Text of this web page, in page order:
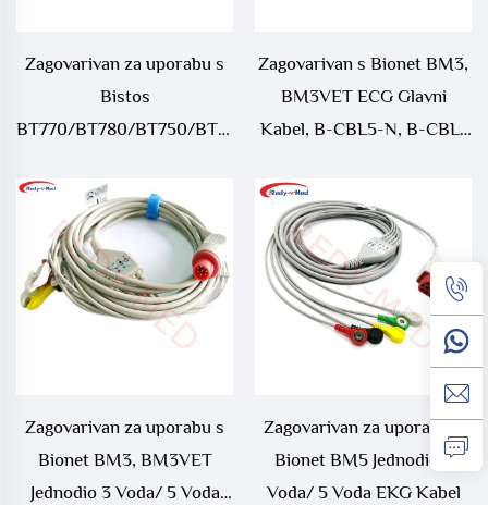
Zagovarivan za uporabu s
Bistos
BT770/BT780/BT750/BT760
EKG Kabel
Zagovarivan s Bionet BM3,
BM3VET ECG Glavni
Kabel, B-CBL5-N, B-CBL-
Zagovarivan za uporabu s
Bionet BM3, BM3VET
Jednodio 3 Voda/ 5 Voda
Zagovarivan za uporabu s
Bionet BM5 Jednodio 3
Voda/ 5 Voda EKG Kabel